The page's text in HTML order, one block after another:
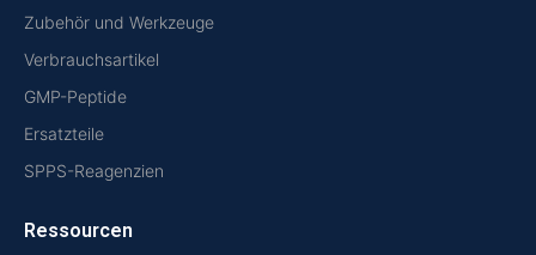
Zubehör und Werkzeuge
Verbrauchsartikel
GMP-Peptide
Ersatzteile
SPPS-Reagenzien
Ressourcen